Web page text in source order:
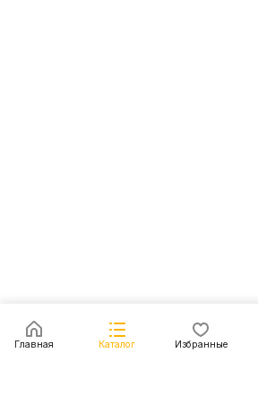
Главная Каталог Избранные